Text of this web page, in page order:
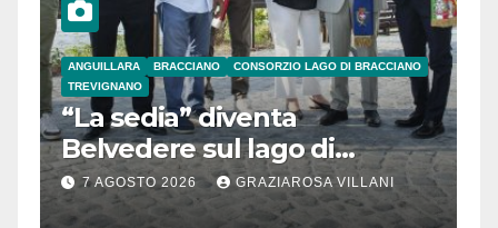
ANGUILLARA BRACCIANO
CONSORZIO LAGO DI BRACCIANO
TREVIGNANO
“La sedia” diventa
Belvedere sul lago di
Bracciano: ieri
l’inaugurazione
7 AGOSTO 2026 GRAZIAROSA VILLANI